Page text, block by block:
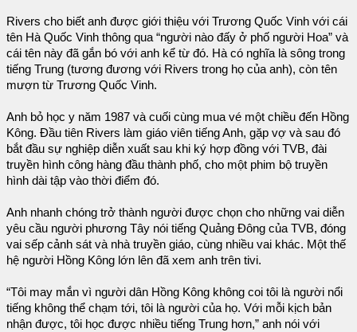
Rivers cho biết anh được giới thiệu với Trương Quốc Vinh với cái
tên Hà Quốc Vinh thông qua “người nào đấy ở phố người Hoa” và
cái tên này đã gắn bó với anh kể từ đó. Hà có nghĩa là sông trong
tiếng Trung (tương đương với Rivers trong họ của anh), còn tên
mượn từ Trương Quốc Vinh.
Anh bỏ học y năm 1987 và cuối cùng mua vé một chiều đến Hồng
Kông. Đầu tiên Rivers làm giáo viên tiếng Anh, gặp vợ và sau đó
bắt đầu sự nghiệp diễn xuất sau khi ký hợp đồng với TVB, đài
truyền hình công hàng đầu thành phố, cho một phim bộ truyền
hình dài tập vào thời điểm đó.
Anh nhanh chóng trở thành người được chọn cho những vai diễn
yêu cầu người phương Tây nói tiếng Quảng Đông của TVB, đóng
vai sếp cảnh sát và nhà truyền giáo, cùng nhiều vai khác. Một thế
hệ người Hồng Kông lớn lên đã xem anh trên tivi.
“Tôi may mắn vì người dân Hồng Kông không coi tôi là người nổi
tiếng không thể chạm tới, tôi là người của họ. Với mỗi kịch bản
nhận được, tôi học được nhiều tiếng Trung hơn,” anh nói với